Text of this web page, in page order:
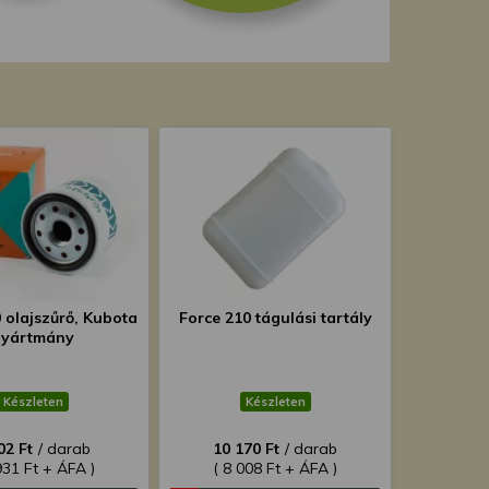
olajszűrő, Kubota
Készleten
Ft / darab
Ft + ÁFA )
Force 210 tágulási tartály
Készleten
10 170 Ft / darab
( 8 008 Ft + ÁFA )